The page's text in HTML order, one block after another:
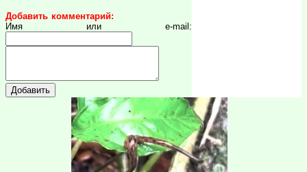
Добавить комментарий:
Имя или e-mail: